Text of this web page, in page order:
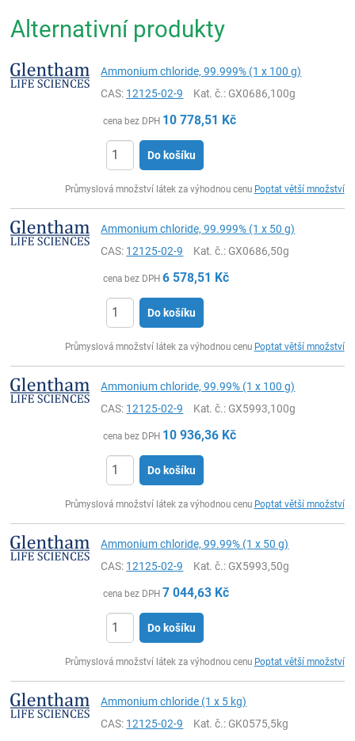
Alternativní produkty
Ammonium chloride, 99.999% (1 x 100 g)
CAS: 12125-02-9 Kat. č.: GX0686,100g
cena bez DPH 10 778,51 Kč
Do košíku
Průmyslová množství látek za výhodnou cenu Poptat větší množství
Ammonium chloride, 99.999% (1 x 50 g)
CAS: 12125-02-9 Kat. č.: GX0686,50g
cena bez DPH 6 578,51 Kč
Do košíku
Průmyslová množství látek za výhodnou cenu Poptat větší množství
Ammonium chloride, 99.99% (1 x 100 g)
CAS: 12125-02-9 Kat. č.: GX5993,100g
cena bez DPH 10 936,36 Kč
Do košíku
Průmyslová množství látek za výhodnou cenu Poptat větší množství
Ammonium chloride, 99.99% (1 x 50 g)
CAS: 12125-02-9 Kat. č.: GX5993,50g
cena bez DPH 7 044,63 Kč
Do košíku
Průmyslová množství látek za výhodnou cenu Poptat větší množství
Ammonium chloride (1 x 5 kg)
CAS: 12125-02-9 Kat. č.: GK0575,5kg